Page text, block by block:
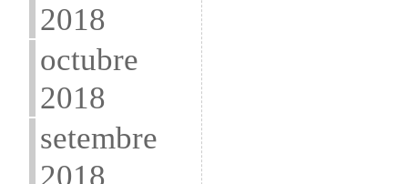
2018
octubre
2018
setembre
2018